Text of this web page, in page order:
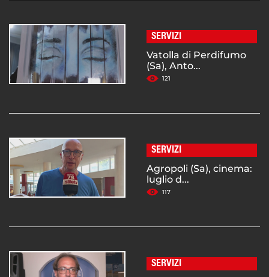
SERVIZI
Vatolla di Perdifumo
(Sa), Anto...
121
SERVIZI
Agropoli (Sa), cinema:
luglio d...
117
SERVIZI